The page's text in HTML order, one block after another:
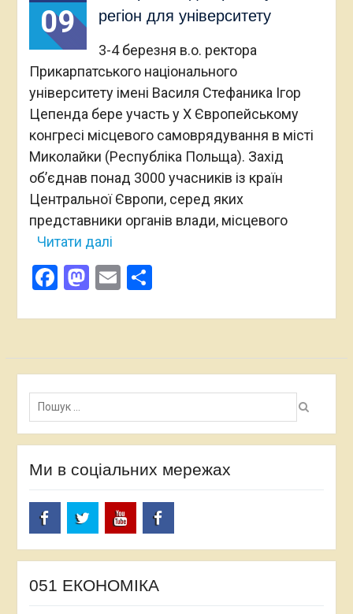
09
регіон для університету
3-4 березня в.о. ректора
Прикарпатського національного
університету імені Василя Стефаника Ігор
Цепенда бере участь у Х Європейському
конгресі місцевого самоврядування в місті
Миколайки (Республіка Польща). Захід
об’єднав понад 3000 учасників із країн
Центральної Європи, серед яких
представники органів влади, місцевого
Читати далі
Facebook
Mastodon
EmailПоділитися
Пошук:
Ми в соціальних мережах
051 ЕКОНОМІКА